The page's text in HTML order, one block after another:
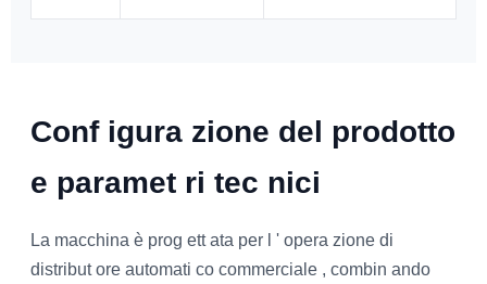
Conf igura zione del prodotto
e paramet ri tec nici
La macchina è prog ett ata per l ' opera zione di
distribut ore automati co commerciale , combin ando